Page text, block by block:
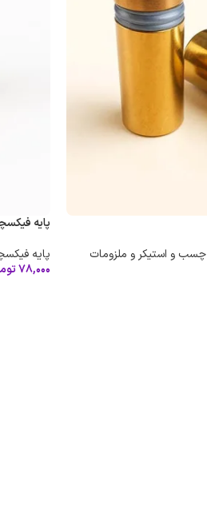
چسب و استیکر و ملزومات
پایه فیکسچر 1225
پایه
۷۸,۰۰۰